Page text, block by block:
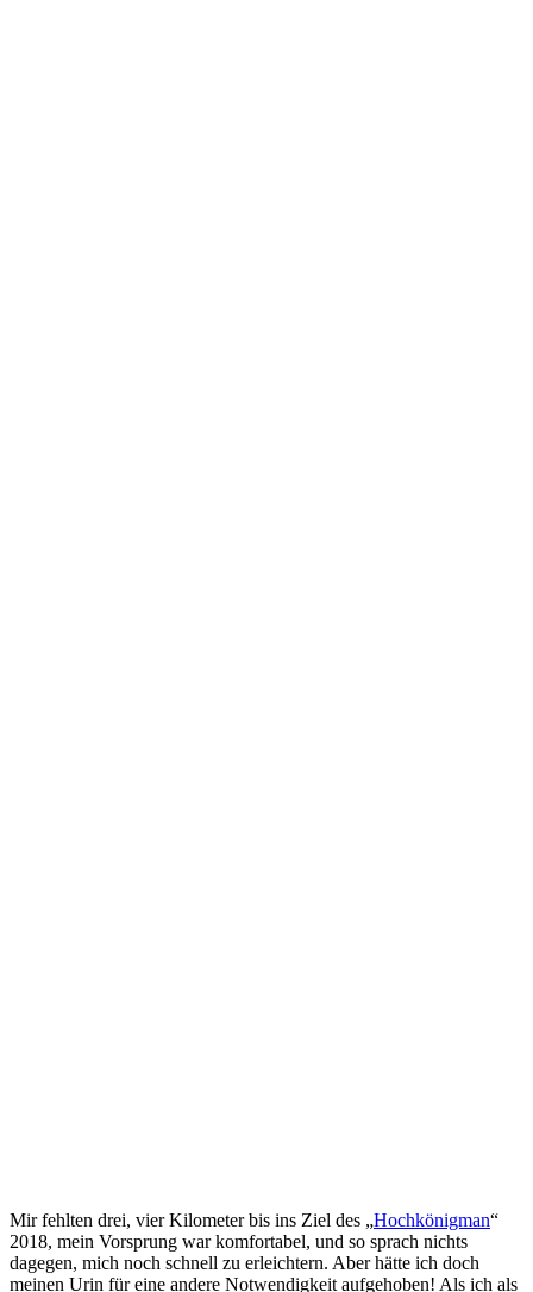
Mir fehlten drei, vier Kilometer bis ins Ziel des „Hochkönigman“
2018, mein Vorsprung war komfortabel, und so sprach nichts
dagegen, mich noch schnell zu erleichtern. Aber hätte ich doch
meinen Urin für eine andere Notwendigkeit aufgehoben! Als ich als